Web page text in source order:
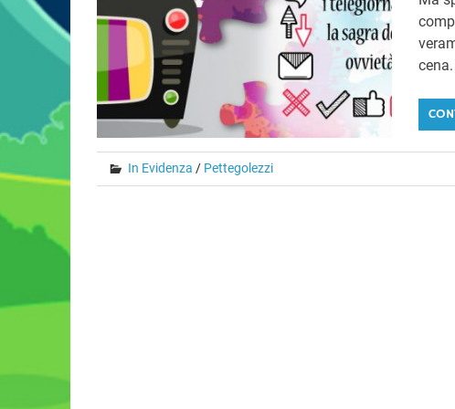
In Evidenza / Pettegolezzi